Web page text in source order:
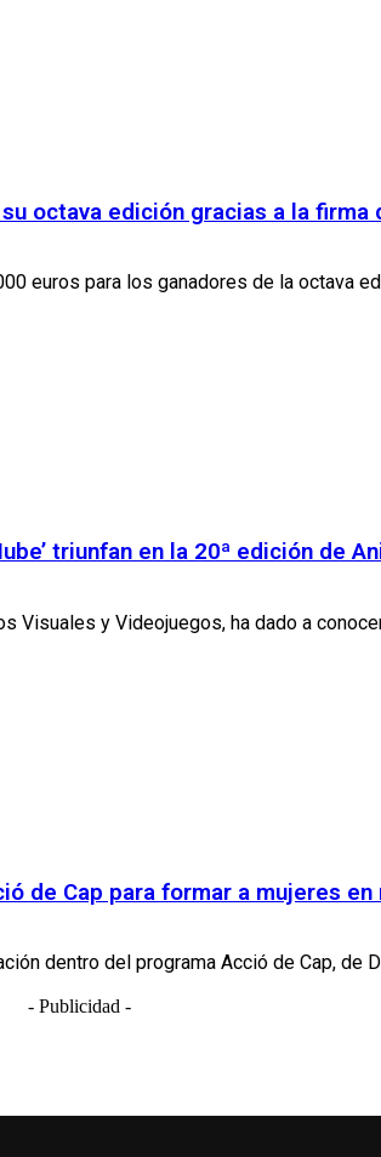
octava edición gracias a la firma
euros para los ganadores de la octava
triunfan en la 20ª edición de
Visuales y Videojuegos, ha dado a
de Cap para formar a mujeres
dentro del programa Acció de Cap, de
- Publicidad -